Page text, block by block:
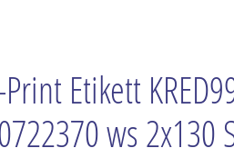
Etikett
ws 2x130